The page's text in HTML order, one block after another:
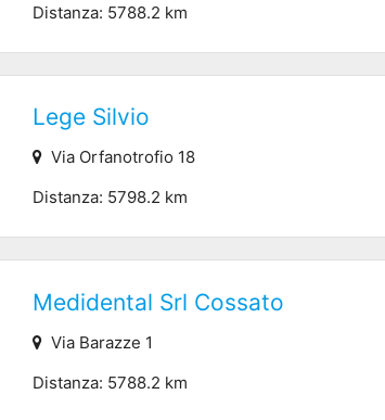
Distanza: 5788.2 km
Lege Silvio
Via Orfanotrofio 18
Distanza: 5798.2 km
Medidental Srl Cossato
Via Barazze 1
Distanza: 5788.2 km